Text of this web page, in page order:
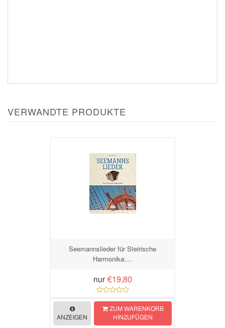
VERWANDTE PRODUKTE
Seemannslieder für Steirische
Harmonika:...
nur €19,80
ANZEIGEN
ZUM WARENKORB
HINZUFÜGEN